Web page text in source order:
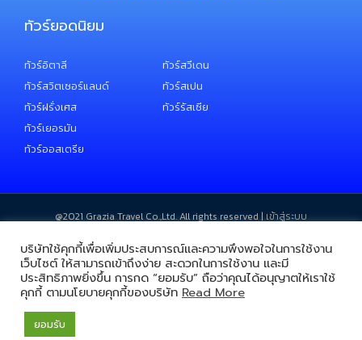
ทัวร์ยอดนิยม
ทัวร์อิตาลี
ทัวร์สวิตเซอร์แลนด์
ทัวร์ฝรั่งเศส
ทัวร์เยอรมัน
ทัวร์ออสเตรีย
ทัวร์สวีเดน
ทัวร์สเปน
ทัวร์รัสเซีย
@2021 ​Grazia Travel Co.,Ltd. All rights reserved |เข้าสู่ระบบ
บริษัทใช้คุกกี้เพื่อเพิ่มประสบการณ์และความพึงพอใจในการใช้งาน
เว็บไซต์ ให้สามารถเข้าถึงง่าย สะดวกในการใช้งาน และมี
ประสิทธิภาพยิ่งขึ้น การกด “ยอมรับ” ถือว่าคุณได้อนุญาตให้เราใช้
คุกกี้ ตามนโยบายคุกกี้ของบริษัท Read More
ยอมรับ